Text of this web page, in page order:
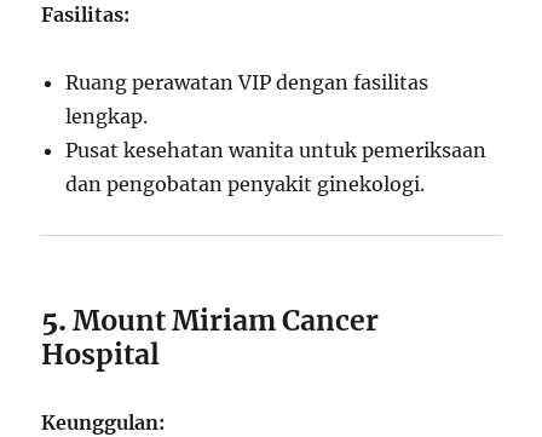
Fasilitas:
Ruang perawatan VIP dengan fasilitas
lengkap.
Pusat kesehatan wanita untuk pemeriksaan
dan pengobatan penyakit ginekologi.
5.Mount Miriam Cancer
Hospital
Keunggulan: